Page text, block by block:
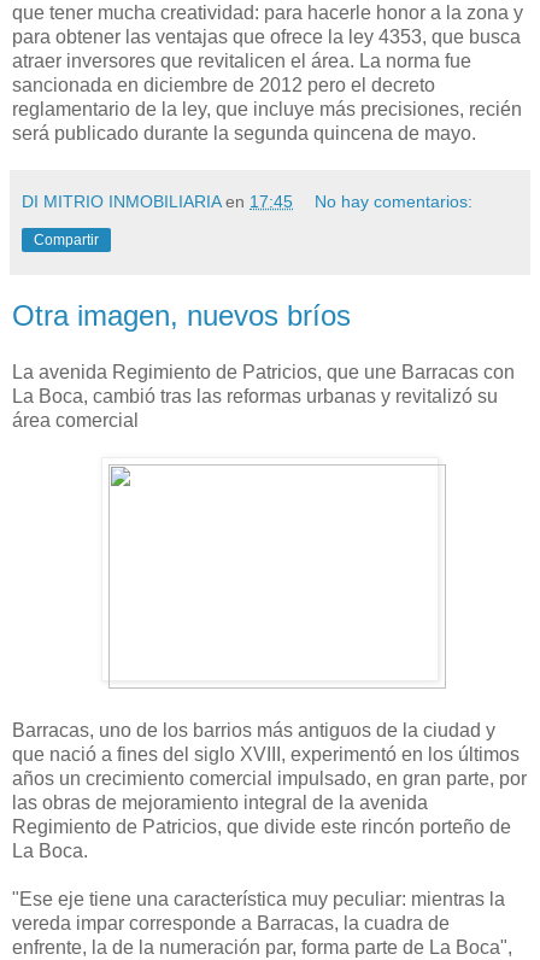
que tener mucha creatividad: para hacerle honor a la zona y
para obtener las ventajas que ofrece la ley 4353, que busca
atraer inversores que revitalicen el área. La norma fue
sancionada en diciembre de 2012 pero el decreto
reglamentario de la ley, que incluye más precisiones, recién
será publicado durante la segunda quincena de mayo.
DI MITRIO INMOBILIARIA en 17:45 No hay comentarios:
Compartir
Otra imagen, nuevos bríos
La avenida Regimiento de Patricios, que une Barracas con
La Boca, cambió tras las reformas urbanas y revitalizó su
área comercial
Barracas, uno de los barrios más antiguos de la ciudad y
que nació a fines del siglo XVIII, experimentó en los últimos
años un crecimiento comercial impulsado, en gran parte, por
las obras de mejoramiento integral de la avenida
Regimiento de Patricios, que divide este rincón porteño de
La Boca.
"Ese eje tiene una característica muy peculiar: mientras la
vereda impar corresponde a Barracas, la cuadra de
enfrente, la de la numeración par, forma parte de La Boca",